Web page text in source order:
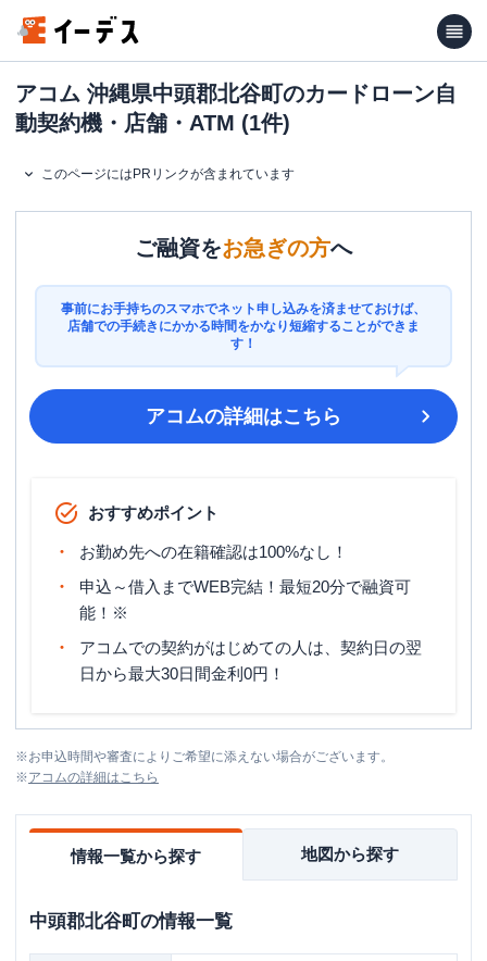
アコム 沖縄県中頭郡北谷町のカードローン自
動契約機・店舗・ATM (1件)
このページにはPRリンクが含まれています
ご融資をお急ぎの方へ
事前にお手持ちのスマホでネット申し込みを済ませておけば、
店舗での手続きにかかる時間をかなり短縮することができま
す！
アコムの詳細はこちら
おすすめポイント
お勤め先への在籍確認は100%なし！
申込～借入までWEB完結！最短20分で融資可
能！※
アコムでの契約がはじめての人は、契約日の翌
日から最大30日間金利0円！
※お申込時間や審査によりご希望に添えない場合がございます。
※アコムの詳細はこちら
情報一覧から探す 地図から探す
中頭郡北谷町の情報一覧